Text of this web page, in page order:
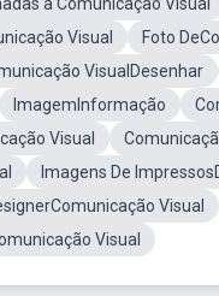
Visual Foto
VisualDesenhar
ImagemInformação
Visual
Imagens De
Visual
Visual